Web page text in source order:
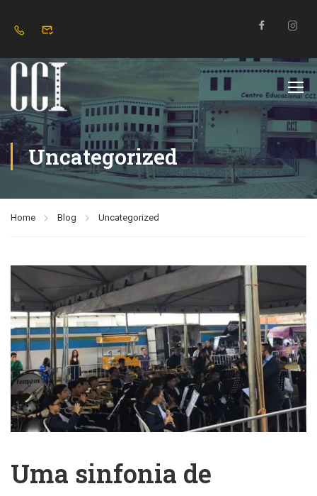
Uncategorized
Home Blog Uncategorized
Uma sinfonia de